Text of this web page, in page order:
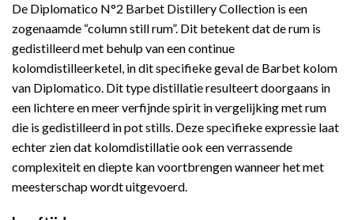
De Diplomatico N°2 Barbet Distillery Collection is een
zogenaamde “column still rum”. Dit betekent dat de rum is
gedistilleerd met behulp van een continue
kolomdistilleerketel, in dit specifieke geval de Barbet kolom
van Diplomatico. Dit type distillatie resulteert doorgaans in
een lichtere en meer verfijnde spirit in vergelijking met rum
die is gedistilleerd in pot stills. Deze specifieke expressie laat
echter zien dat kolomdistillatie ook een verrassende
complexiteit en diepte kan voortbrengen wanneer het met
meesterschap wordt uitgevoerd.